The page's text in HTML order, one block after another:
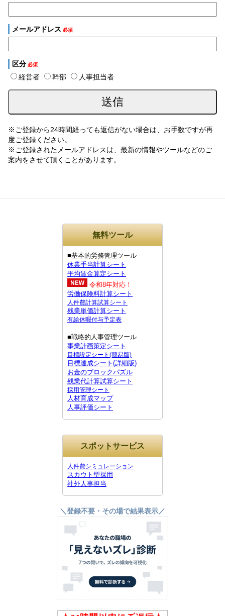
メールアドレス 必須
区分必須
経営者 幹部 人事担当者
※ご登録から24時間経っても返信がない場合は、お手数ですが再
度ご登録ください。
※ご登録されたメールアドレスは、最新の情報やツールなどのご
案内をさせて頂くことがあります。
無料ツール
■基本的労務管理ツール
休業手当計算シート
平均賃金算定シート
令和8年対応！
労働保険料計算シート
人件費計算試算シート
残業単価計算シート
有給休暇付与予定表
■戦略的人事管理ツール
事業計画策定シート
目標設定シート(簡易版)
目標達成シート(詳細版)
お金のブロックパズル
残業代計算試算シート
採用管理シート
人材育成マップ
人事評価シート
スポットサービス
人件費シミュレーション
スカウト型採用
社外人事担当
＼登録不要・その場で結果表示／